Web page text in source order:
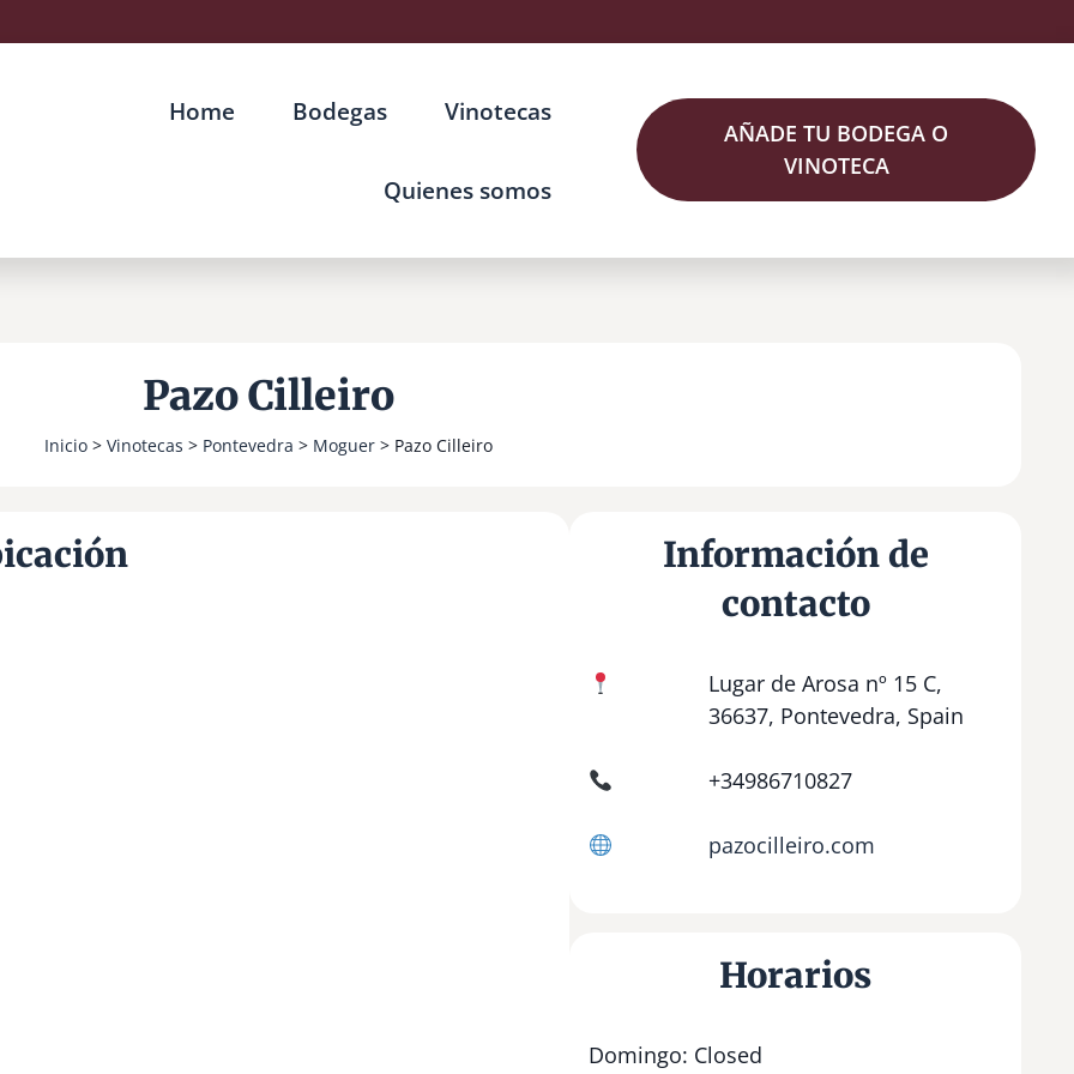
Home Bodegas Vinotecas
Quienes somos
AÑADE TU BODEGA O
VINOTECA
Pazo Cilleiro
Inicio > Vinotecas > Pontevedra > Moguer > Pazo Cilleiro
Información de
contacto
Lugar de Arosa nº 15 C,
36637, Pontevedra, Spain
+34986710827
pazocilleiro.com
Horarios
Domingo: Closed